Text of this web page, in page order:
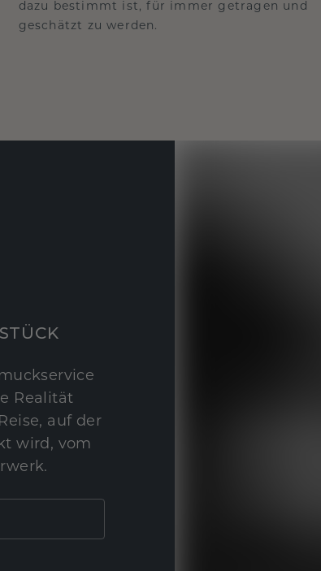
dazu bestimmt ist, für immer getragen und
geschätzt zu werden.
Realität
auf der
wird, vom